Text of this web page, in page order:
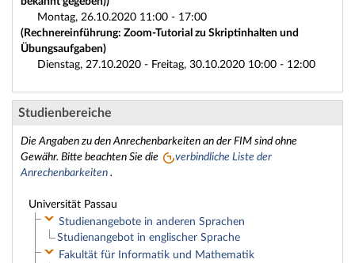
Montag, 26.10.2020 11:00 - 17:00
(Rechnereinführung: Zoom-Tutorial zu Skriptinhalten und
Übungsaufgaben)
Dienstag, 27.10.2020 - Freitag, 30.10.2020 10:00 - 12:00
Studienbereiche
Die Angaben zu den Anrechenbarkeiten an der FIM sind ohne
Gewähr. Bitte beachten Sie die
verbindliche Liste der
Anrechenbarkeiten .
Universität Passau
Studienangebote in anderen Sprachen
Studienangebot in englischer Sprache
Fakultät für Informatik und Mathematik